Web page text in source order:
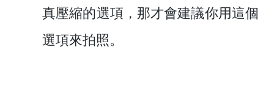
真壓縮的選項，那才會建議你用這個
選項來拍照。